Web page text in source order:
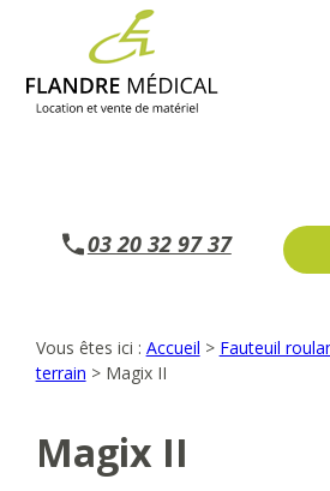
03 20 32 97 37
Vous êtes ici : Accueil > Fauteuil
terrain > Magix II
Magix II
Panneau de gestion des cookies